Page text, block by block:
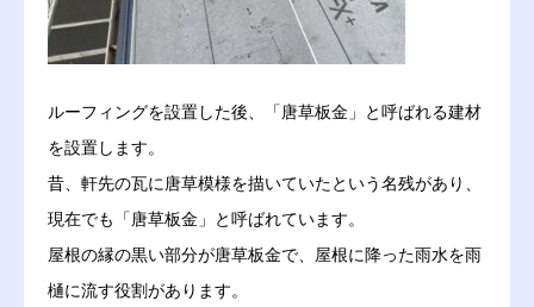
ルーフィングを設置した後、「唐草板金」と呼ばれる建材
を設置します。
昔、軒先の瓦に唐草模様を描いていたという名残があり、
現在でも「唐草板金」と呼ばれています。
屋根の縁の黒い部分が唐草板金で、屋根に降った雨水を雨
樋に流す役割があります。